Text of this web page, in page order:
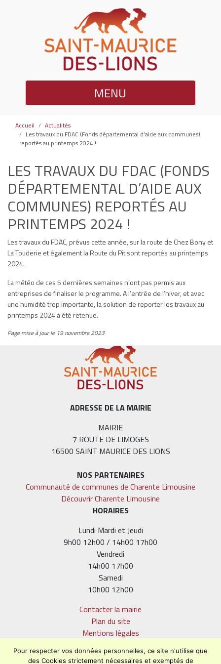
MENU
Accueil
Actualités
Les travaux du FDAC (Fonds départemental d’aide aux communes)
reportés au printemps 2024 !
LES TRAVAUX DU FDAC (FONDS
DÉPARTEMENTAL D’AIDE AUX
COMMUNES) REPORTÉS AU
PRINTEMPS 2024 !
Les travaux du FDAC, prévus cette année, sur la route de Chez Bony et
La Touderie et également la Route du Pit sont reportés au printemps
2024.
La météo de ces 5 dernières semaines n’ont pas permis aux
entreprises de finaliser le programme. A l’entrée de l’hiver, et avec
une humidité trop importante, la solution de reporter les travaux au
printemps 2024 à été retenue.
Page mise à jour le 19 novembre 2023
ADRESSE DE LA MAIRIE
MAIRIE
7 ROUTE DE LIMOGES
16500 SAINT MAURICE DES LIONS
NOS PARTENAIRES
Communauté de communes de Charente Limousine
Découvrir Charente Limousine
HORAIRES
Lundi Mardi et Jeudi
9h00 12h00 / 14h00 17h00
Vendredi
14h00 17h00
Samedi
10h00 12h00
Contacter la mairie
Plan du site
Mentions légales
Confidentialité
Accessibilité (en cours)
Pour respecter vos données personnelles, ce site n'utilise que
des Cookies strictement nécessaires et exemptés de